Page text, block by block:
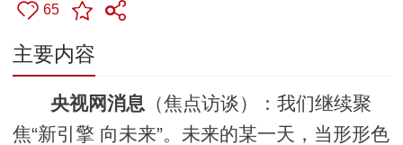
65
主要内容
央视网消息 （焦点访谈）：我们继续聚
焦“新引擎 向未来”。未来的某一天，当形形色